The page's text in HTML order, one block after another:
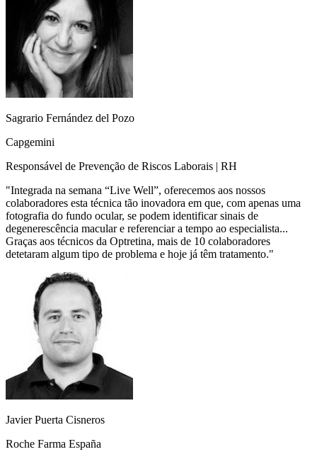
Sagrario Fernández del Pozo
Capgemini
Responsável de Prevenção de Riscos Laborais | RH
"Integrada na semana “Live Well”, oferecemos aos nossos
colaboradores esta técnica tão inovadora em que, com apenas uma
fotografia do fundo ocular, se podem identificar sinais de
degenerescência macular e referenciar a tempo ao especialista...
Graças aos técnicos da Optretina, mais de 10 colaboradores
detetaram algum tipo de problema e hoje já têm tratamento."
Javier Puerta Cisneros
Roche Farma España